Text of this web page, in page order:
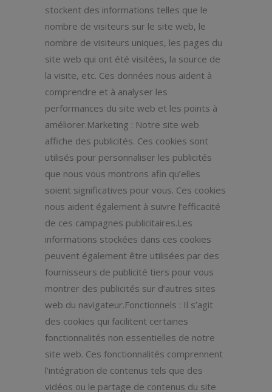
stockent des informations telles que le
nombre de visiteurs sur le site web, le
nombre de visiteurs uniques, les pages du
site web qui ont été visitées, la source de
la visite, etc. Ces données nous aident à
comprendre et à analyser les
performances du site web et les points à
améliorer.Marketing : Notre site web
affiche des publicités. Ces cookies sont
utilisés pour personnaliser les publicités
que nous vous montrons afin qu’elles
soient significatives pour vous. Ces cookies
nous aident également à suivre l’efficacité
de ces campagnes publicitaires.Les
informations stockées dans ces cookies
peuvent également être utilisées par des
fournisseurs de publicité tiers pour vous
montrer des publicités sur d’autres sites
web du navigateur.Fonctionnels : Il s’agit
des cookies qui facilitent certaines
fonctionnalités non essentielles de notre
site web. Ces fonctionnalités comprennent
l’intégration de contenus tels que des
vidéos ou le partage de contenus du site